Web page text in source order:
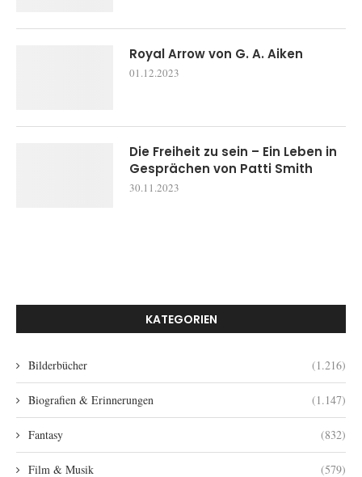
Royal Arrow von G. A. Aiken
01.12.2023
Die Freiheit zu sein – Ein Leben in
Gesprächen von Patti Smith
30.11.2023
KATEGORIEN
Bilderbücher (1.216)
Biografien & Erinnerungen (1.147)
Fantasy (832)
Film & Musik (579)